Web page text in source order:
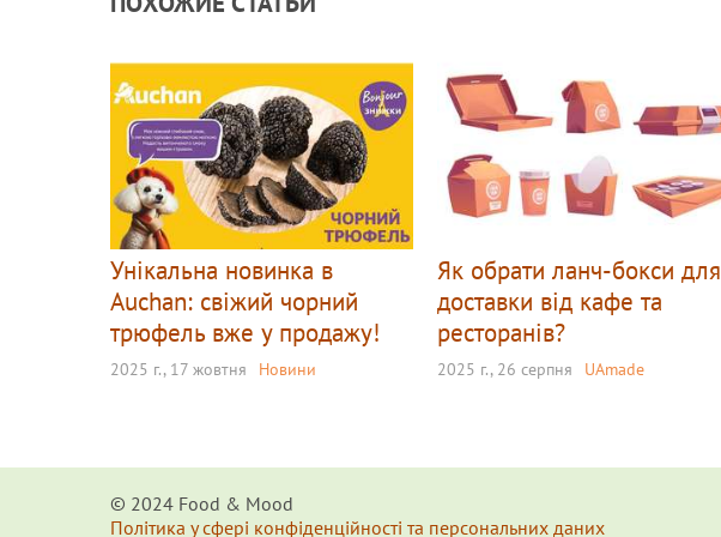
Унікальна новинка в
Auchan: свіжий чорний
трюфель вже у продажу!
2025 г., 17 жовтня Новини
Як обрати ланч-бокси для
доставки від кафе та
ресторанів?
2025 г., 26 серпня UAmade
© 2024 Food & Мood
Політика у сфері конфіденційності та персональних даних